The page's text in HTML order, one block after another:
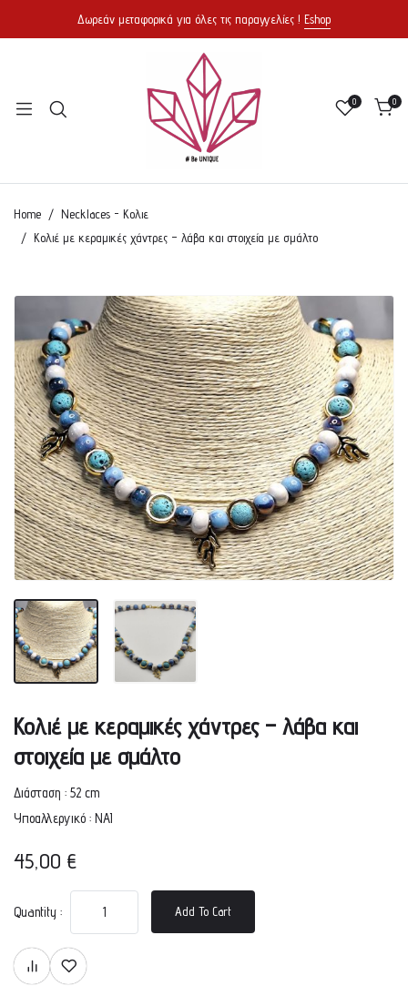
Δωρεάν μεταφορικά για όλες τις παραγγελίες ! Eshop
0 0
Home
Necklaces - Κολιε
Κολιέ με κεραμικές χάντρες – λάβα και στοιχεία με σμάλτο
Κολιέ με κεραμικές χάντρες – λάβα και
στοιχεία με σμάλτο
Διάσταση : 52 cm
Υποαλλεργικό : ΝΑΙ
45,00 €
Quantity : Add To Cart